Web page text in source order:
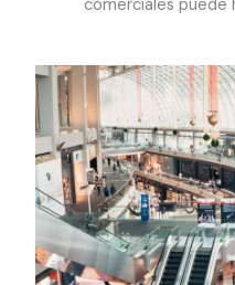
comerciales puede